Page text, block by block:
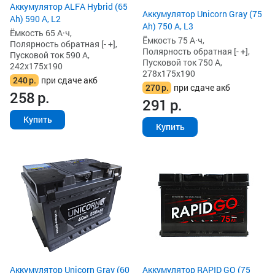
Аккумулятор ALFA Hybrid (65
Ah) 590 А, L2
Ёмкость 65 А·ч,
Полярность обратная [- +],
Пусковой ток 590 А,
242x175x190
240р. при сдаче акб
258р.
Купить
Аккумулятор Unicorn Gray (75
Ah) 750 А, L3
Ёмкость 75 А·ч,
Полярность обратная [- +],
Пусковой ток 750 А,
278x175x190
270р. при сдаче акб
291 р.
Купить
Аккумулятор Unicorn Gray (60
Аккумулятор RAPID GO (75